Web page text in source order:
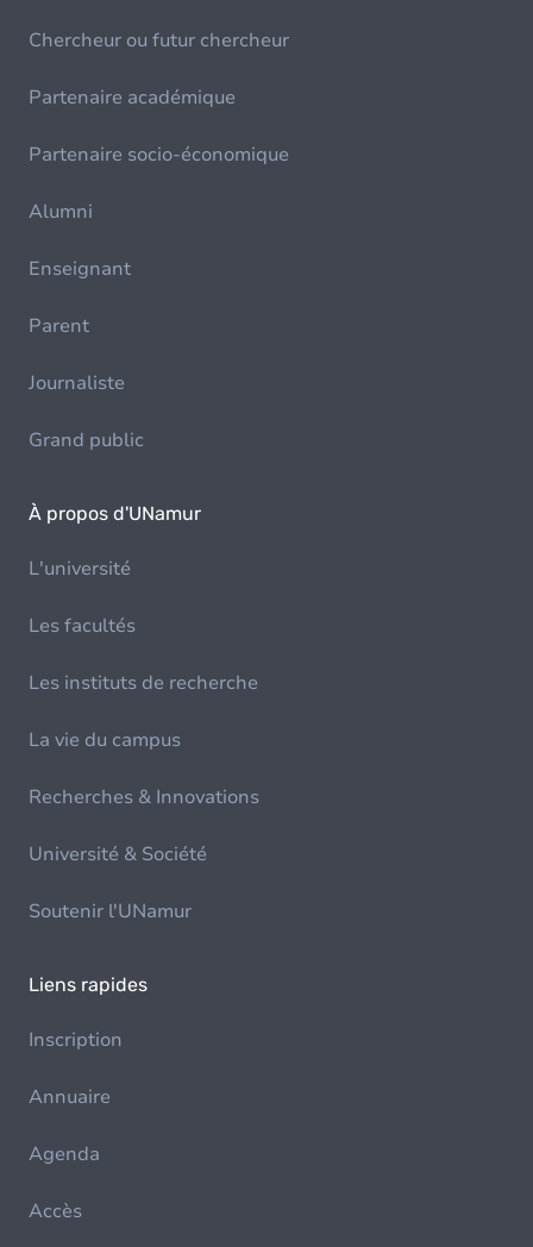
Chercheur ou futur chercheur
Partenaire académique
Partenaire socio-économique
Alumni
Enseignant
Parent
Journaliste
Grand public
À propos d'UNamur
L'université
Les facultés
Les instituts de recherche
La vie du campus
Recherches & Innovations
Université & Société
Soutenir l'UNamur
Liens rapides
Inscription
Annuaire
Agenda
Accès